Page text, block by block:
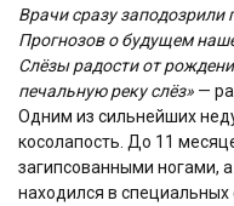
Врачи сразу заподозрили
Прогнозов о будущем
Слёзы радости от
печальную реку слёз» —
Одним из сильнейших
косолапость. До 11
загипсованными ногами,
находился в